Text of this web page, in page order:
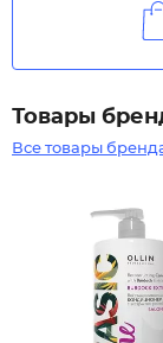
Товары
Все товары